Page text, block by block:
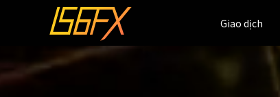
Giao dịch
Giao dịch